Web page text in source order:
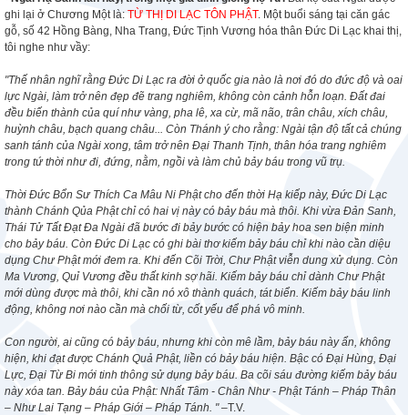
ghi lại ở Chương Một là: TỪ THỊ DI LẠC TÔN PHẬT. Một buổi sáng tại căn gác
gỗ, số 42 Hồng Bàng, Nha Trang, Đức Tịnh Vương hóa thân Đức Di Lạc khai thị,
tôi nghe như vầy:
"Thế nhân nghĩ rằng Đức Di Lạc ra đời ở quốc gia nào là nơi đó do đức độ và oai
lực Ngài, làm trở nên đẹp đẽ trang nghiêm, không còn cảnh hỗn loạn. Đất đai
đều biến thành của quí như vàng, pha lê, xa cừ, mã não, trân châu, xích châu,
huỳnh châu, bạch quang châu... Còn Thánh ý cho rằng: Ngài tận độ tất cả chúng
sanh tánh của Ngài xong, tâm trở nên Đại Thanh Tịnh, thân hóa trang nghiêm
trong tứ thời như đi, đứng, nằm, ngồi và làm chủ bảy báu trong vũ trụ.
Thời Đức Bổn Sư Thích Ca Mâu Ni Phật cho đến thời Hạ kiếp này, Đức Di Lạc
thành Chánh Qủa Phật chỉ có hai vị này có bảy báu mà thôi. Khi vừa Đản Sanh,
Thái Tử Tất Đạt Đa Ngài đã bước đi bảy bước có hiện bảy hoa sen biện minh
cho bảy báu. Còn Đức Di Lạc có ghi bài thơ kiếm bảy báu chỉ khi nào cần diệu
dụng Chư Phật mới đem ra. Khi đến Cõi Trời, Chư Phật viễn dung xử dụng. Còn
Ma Vương, Quỉ Vương đều thất kinh sợ hãi. Kiếm bảy báu chỉ dành Chư Phật
mới dùng được mà thôi, khi cần nó xô thành quách, tát biển. Kiếm bảy báu linh
động, không nơi nào cần mà chối từ, cốt yếu để phá vô minh.
Con người, ai cũng có bảy báu, nhưng khi còn mê lầm, bảy báu này ẩn, không
hiện, khi đạt được Chánh Quả Phật, liền có bảy báu hiện. Bậc có Đại Hùng, Đại
Lực, Đại Từ Bi mới tinh thông sử dụng bảy báu. Ba cõi sáu đường kiếm bảy báu
này xóa tan. Bảy báu của Phật: Nhất Tâm - Chân Như - Phật Tánh – Pháp Thân
– Như Lai Tạng – Pháp Giới – Pháp Tánh. "–T.V.